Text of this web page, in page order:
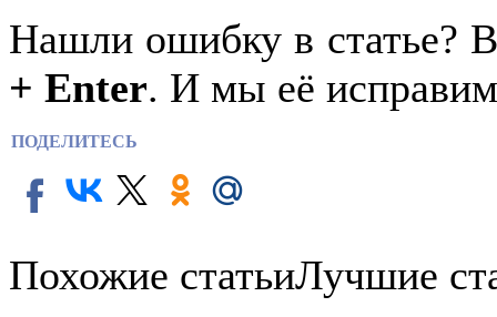
Нашли ошибку в статье?
+ Enter. И мы её
ПОДЕЛИТЕСЬ
Похожие статьиЛучшие